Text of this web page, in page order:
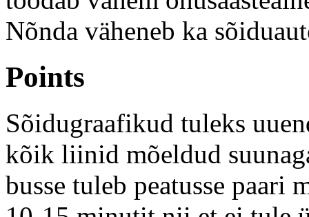
Nõnda väheneb ka
Points
Sõidugraafikud tuleks
kõik liinid mõeldud
busse tuleb peatusse paari